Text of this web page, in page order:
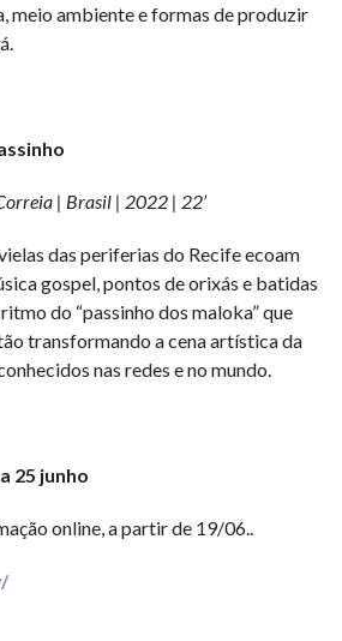
meio ambiente e formas de produzir
| Brasil | 2022 | 22’
das periferias do Recife ecoam
gospel, pontos de orixás e batidas
do “passinho dos maloka” que
transformando a cena artística da
nas redes e no mundo.
25 junho
online, a partir de 19/06..